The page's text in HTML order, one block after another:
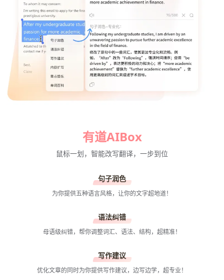
有道AIBox
鼠标一划，智能改写翻译，一步到位
句子润色
为你提供五种语言风格，让你的文字超地道！
语法纠错
母语级纠错，帮你调整词汇、语法、结构，超精准！
写作建议
优化文章的同时为你提供写作建议，边写边学，超专业！